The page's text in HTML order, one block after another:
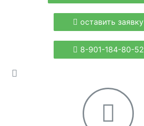
оставить заявку
8-901-184-80-52